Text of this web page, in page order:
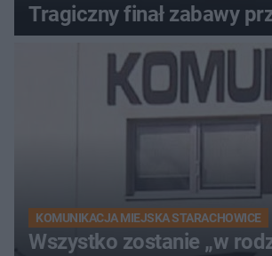
Tragiczny finał zabawy
KOMUNIKACJA MIEJSKA STARACHOWICE
Wszystko zostanie „w